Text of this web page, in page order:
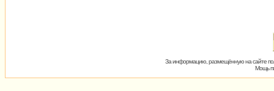
За информацию, размещённую на сайте
Мощь